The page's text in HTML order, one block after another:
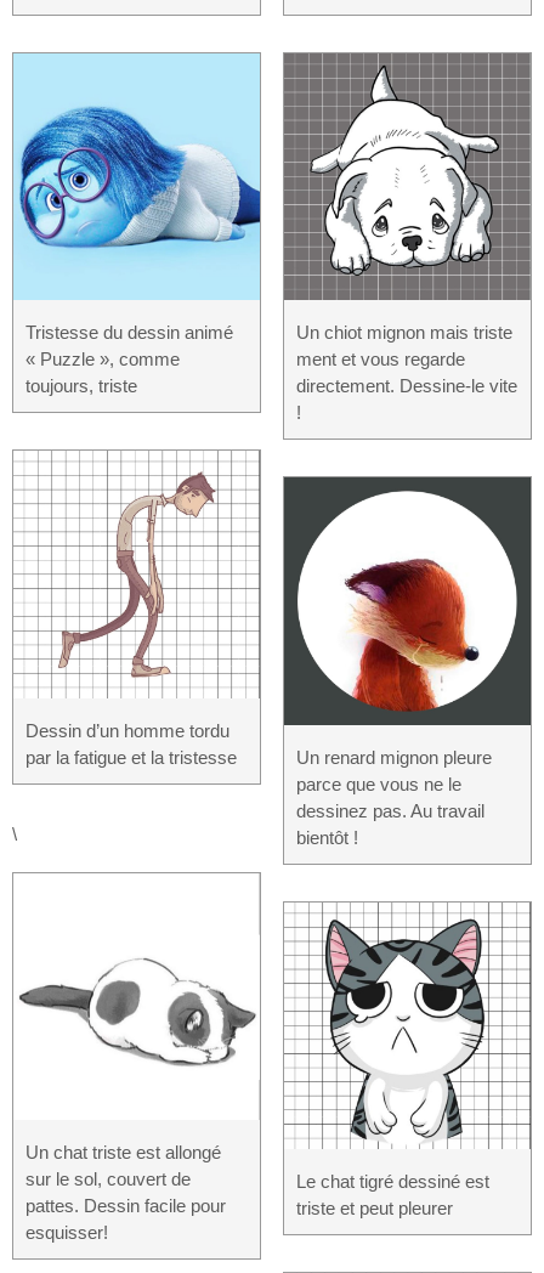
Tristesse du dessin animé
« Puzzle », comme
toujours, triste
Dessin d’un homme tordu
par la fatigue et la tristesse
\
Un chat triste est allongé
sur le sol, couvert de
pattes. Dessin facile pour
esquisser!
Un chiot mignon mais triste
ment et vous regarde
directement. Dessine-le vite
!
Un renard mignon pleure
parce que vous ne le
dessinez pas. Au travail
bientôt !
Le chat tigré dessiné est
triste et peut pleurer